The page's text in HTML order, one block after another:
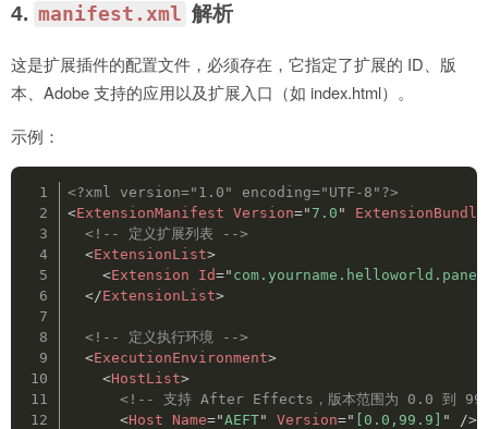
4. manifest.xml 解析
这是扩展插件的配置文件，必须存在，它指定了扩展的 ID、版
本、Adobe 支持的应用以及扩展入口（如 index.html）。
示例：
<?xml version="1.0" encoding="UTF-8"?>
<ExtensionManifest Version=" 7.0 "
<!-- 定义扩展列表 -->
<ExtensionList>
<Extension Id=" com.yourname.helloworld.panel
</ExtensionList>
<!-- 定义执行环境 -->
<ExecutionEnvironment>
<HostList>
<!-- 支持 After Effects，版本范围为 0.0 到
<Host Name="AEFT" Version=" [0.0,99.9] "
/>